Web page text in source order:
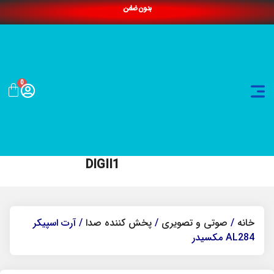
بدون ضامن
0
DIGII1
خانه / صوتی و تصویری / پخش کننده صدا / آرت اسپیکر
AL284 مکسیدر